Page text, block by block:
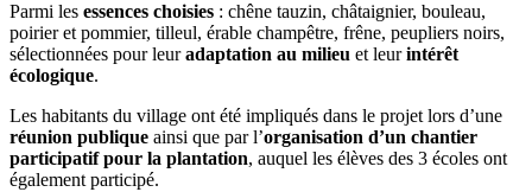
Parmi les essences choisies : chêne tauzin, châtaignier, bouleau,
poirier et pommier, tilleul, érable champêtre, frêne, peupliers noirs,
sélectionnées pour leuradaptation au milieu et leurintérêt
écologique.
Les habitants du village ont été impliqués dans le projet lors d’une
réunion publique ainsi que par l’organisation d’un chantier
participatif pour la plantation, auquel les élèves des 3 écoles ont
également participé.